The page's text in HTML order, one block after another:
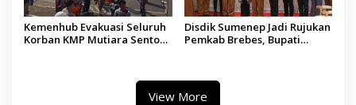
Kemenhub Evakuasi Seluruh
Korban KMP Mutiara Sentosa
Disdik Sumenep Jadi Rujukan
Pemkab Brebes, Bupati
View More